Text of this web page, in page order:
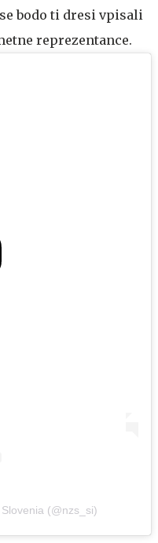
bodo ti dresi vpisali
reprezentance.
(@nzs_si)